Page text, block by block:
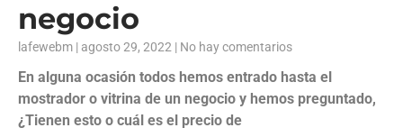
negocio
lafewebm agosto 29, 2022 No hay comentarios
En alguna ocasión todos hemos entrado hasta el
mostrador o vitrina de un negocio y hemos preguntado,
¿Tienen esto o cuál es el precio de